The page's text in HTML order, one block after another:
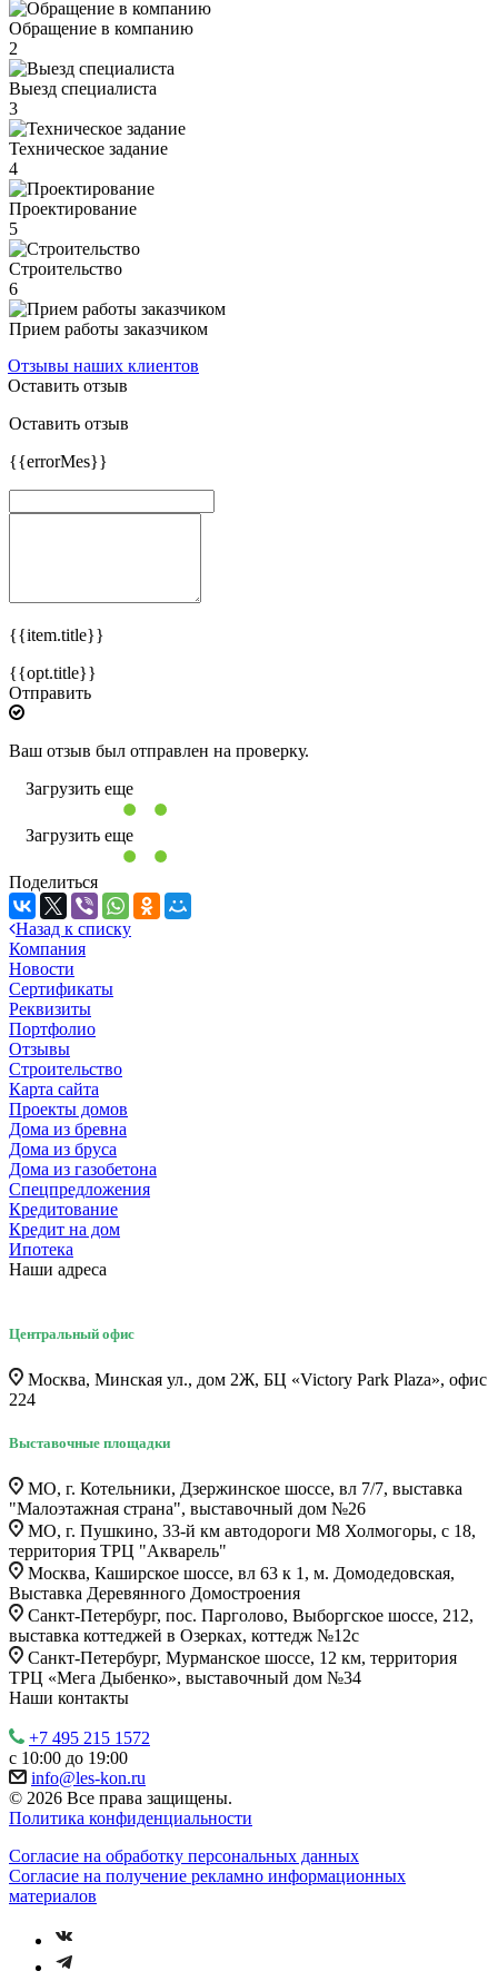
Обращение в компанию
2
Выезд специалиста
3
Техническое задание
4
Проектирование
5
Строительство
6
Прием работы заказчиком
Отзывы наших клиентов
Оставить отзыв
Оставить отзыв
{{errorMes}}
{{item.title}}
{{opt.title}}
Отправить
Ваш отзыв был отправлен на проверку.
Загрузить еще
Загрузить еще
Поделиться
Назад к списку
Компания
Новости
Сертификаты
Реквизиты
Портфолио
Отзывы
Строительство
Карта сайта
Проекты домов
Дома из бревна
Дома из бруса
Дома из газобетона
Спецпредложения
Кредитование
Кредит на дом
Ипотека
Наши адреса
Центральный офис
Москва, Минская ул., дом 2Ж, БЦ «Victory Park Plaza», офис
224
Выставочные площадки
МО, г. Котельники, Дзержинское шоссе, вл 7/7, выставка
"Малоэтажная страна", выставочный дом №26
МО, г. Пушкино, 33-й км автодороги М8 Холмогоры, с 18,
территория ТРЦ "Акварель"
Москва, Каширское шоссе, вл 63 к 1, м. Домодедовская,
Выставка Деревянного Домостроения
Санкт-Петербург, пос. Парголово, Выборгское шоссе, 212,
выставка коттеджей в Озерках, коттедж №12c
Санкт-Петербург, Мурманское шоссе, 12 км, территория
ТРЦ «Мега Дыбенко», выставочный дом №34
Наши контакты
+7 495 215 1572
с 10:00 до 19:00
info@les-kon.ru
© 2026 Все права защищены.
Политика конфиденциальности
Согласие на обработку персональных данных
Согласие на получение рекламно информационных
материалов